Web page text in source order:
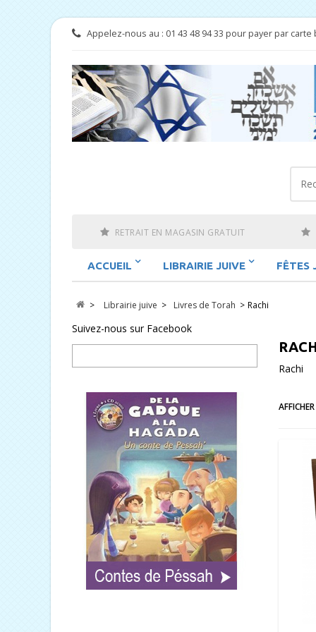
Appelez-nous au : 01 43 48 94 33 pour payer par carte
RETRAIT EN MAGASIN GRATUIT
ACCUEIL LIBRAIRIE JUIVE FÊTES
> Librairie juive > Livres de Torah > Rachi
Suivez-nous sur Facebook
Rachi